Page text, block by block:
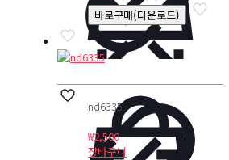
바로구매(다운로드)
nd6335
₩2,500
장바구니